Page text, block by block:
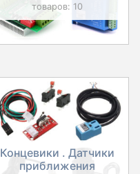
товаров: 10
Концевики . Датчики
приближения